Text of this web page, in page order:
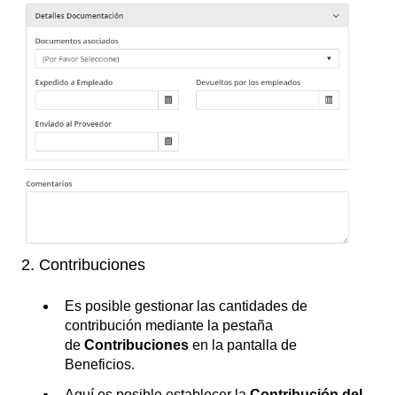
2. Contribuciones
Es posible gestionar las cantidades de
contribución mediante la pestaña
de Contribuciones en la pantalla de
Beneficios.